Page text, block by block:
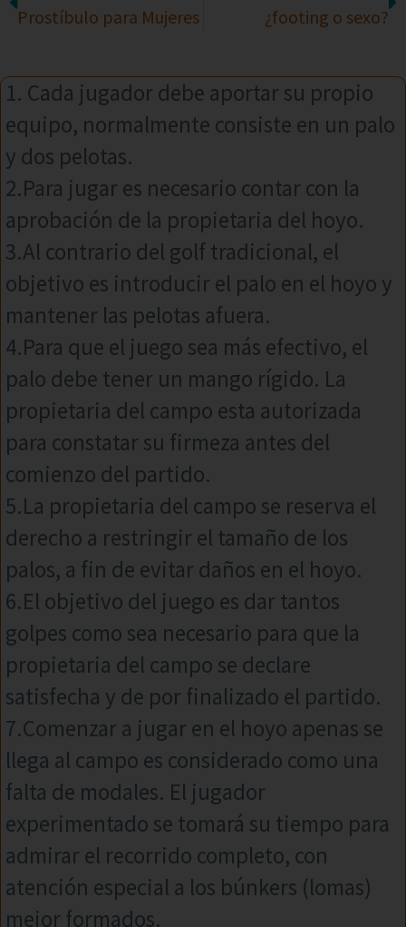
Prostíbulo para Mujeres ¿footing o sexo?
1. Cada jugador debe aportar su propio
equipo, normalmente consiste en un palo
y dos pelotas.
2.Para jugar es necesario contar con la
aprobación de la propietaria del hoyo.
3.Al contrario del golf tradicional, el
objetivo es introducir el palo en el hoyo y
mantener las pelotas afuera.
4.Para que el juego sea más efectivo, el
palo debe tener un mango rígido. La
propietaria del campo esta autorizada
para constatar su firmeza antes del
comienzo del partido.
5.La propietaria del campo se reserva el
derecho a restringir el tamaño de los
palos, a fin de evitar daños en el hoyo.
6.El objetivo del juego es dar tantos
golpes como sea necesario para que la
propietaria del campo se declare
satisfecha y de por finalizado el partido.
7.Comenzar a jugar en el hoyo apenas se
llega al campo es considerado como una
falta de modales. El jugador
experimentado se tomará su tiempo para
admirar el recorrido completo, con
atención especial a los búnkers (lomas)
mejor formados.